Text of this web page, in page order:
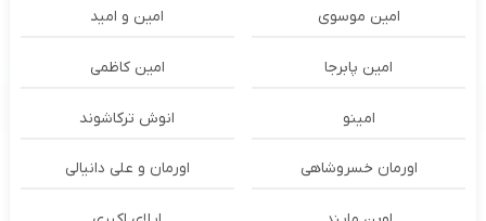
امین موسوی امین و امید
امین پابرجا امین کاظمی
امینو انوش ترکاشوند
اورمان خسروشاهی اورمان و علی دانیالی